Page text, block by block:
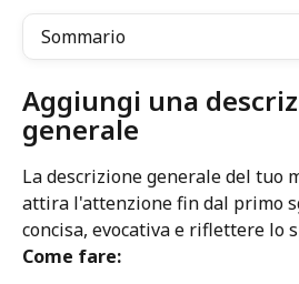
Sommario
Aggiungi una
generale
La descrizione generale del tuo
attira l'attenzione fin dal primo
concisa, evocativa e riflettere lo
Come fare: